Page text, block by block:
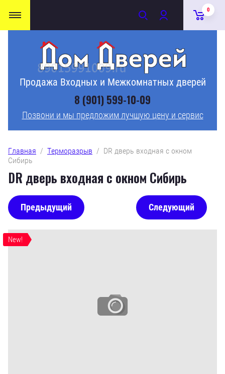
0
Продажа Входных и Межкомнатных дверей
8 (901) 599-10-09
Позвони и мы предложим лучшую цену и сервис
Главная
  /
Терморазрыв
  /  DR дверь входная с окном
Сибирь
DR дверь входная с окном Сибирь
Предыдущий Следующий
New!